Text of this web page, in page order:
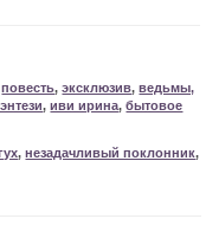
повесть,эксклюзив,ведьмы,
,иви ирина,бытовое
,незадачливый поклонник,